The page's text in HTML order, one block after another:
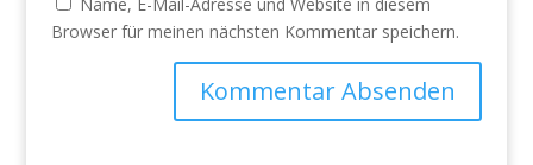
Browser für meinen nächsten Kommentar speichern.